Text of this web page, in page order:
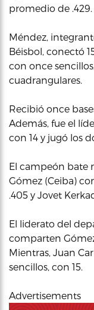
promedio de .429.
Méndez,
Béisbol, conectó
con once
cuadrangulares.
Recibió once
Además, fue el
con 14 y jugó los
El campeón bate
Gómez (Ceiba)
.405 y Jovet
El liderato del
comparten
Mientras, Juan
sencillos, con 15.
Advertisements